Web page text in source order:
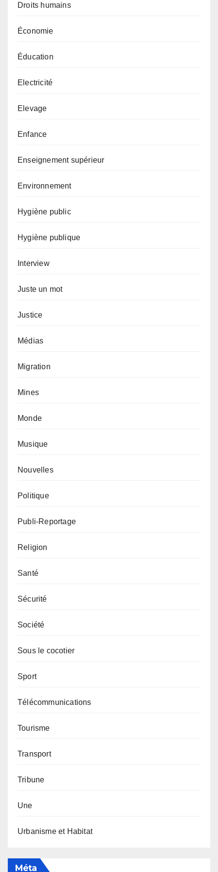
Droits humains
Économie
Éducation
Electricité
Elevage
Enfance
Enseignement supérieur
Environnement
Hygiène public
Hygiène publique
Interview
Juste un mot
Justice
Médias
Migration
Mines
Monde
Musique
Nouvelles
Politique
Publi-Reportage
Religion
Santé
Sécurité
Société
Sous le cocotier
Sport
Télécommunications
Tourisme
Transport
Tribune
Une
Urbanisme et Habitat
Méta